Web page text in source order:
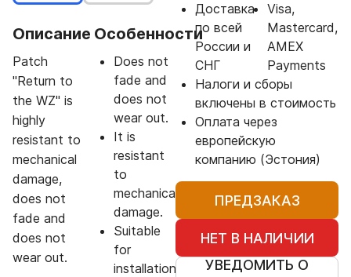
Описание
Patch
"Return to
the WZ" is
highly
resistant to
mechanical
damage,
does not
fade and
does not
wear out.
Особенности
Does not
fade and
does not
wear out.
It is
resistant
to
mechanical
damage.
Suitable
for
installation
Доставка
по всей
России и
СНГ
Visa,
Mastercard,
AMEX
Payments
Налоги и сборы
включены в стоимость
Оплата через
европейскую
компанию (Эстония)
ПРЕДЗАКАЗ
НЕТ В НАЛИЧИИ
УВЕДОМИТЬ О